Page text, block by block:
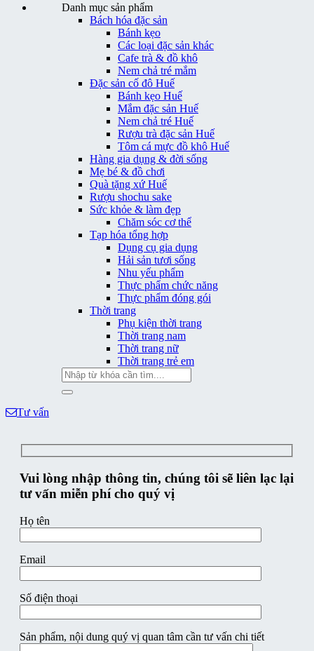
Danh mục sản phẩm
Bách hóa đặc sản
Bánh kẹo
Các loại đặc sản khác
Cafe trà & đồ khô
Nem chả tré mắm
Đặc sản cố đô Huế
Bánh kẹo Huế
Mắm đặc sản Huế
Nem chả tré Huế
Rượu trà đặc sản Huế
Tôm cá mực đồ khô Huế
Hàng gia dụng & đời sống
Mẹ bé & đồ chơi
Quà tặng xứ Huế
Rượu shochu sake
Sức khỏe & làm đẹp
Chăm sóc cơ thể
Tạp hóa tổng hợp
Dụng cụ gia dụng
Hải sản tươi sống
Nhu yếu phẩm
Thực phẩm chức năng
Thực phẩm đóng gói
Thời trang
Phụ kiện thời trang
Thời trang nam
Thời trang nữ
Thời trang trẻ em
Tìm
kiếm:
Tư vấn
Vui lòng nhập thông tin, chúng tôi sẽ liên lạc lại
tư vấn miễn phí cho quý vị
Họ tên
Email
Số điện thoại
Sản phẩm, nội dung quý vị quan tâm cần tư vấn chi tiết